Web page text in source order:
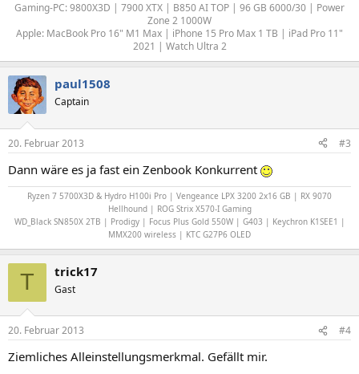
Gaming-PC: 9800X3D | 7900 XTX | B850 AI TOP | 96 GB 6000/30 | Power
Zone 2 1000W
Apple: MacBook Pro 16" M1 Max | iPhone 15 Pro Max 1 TB | iPad Pro 11"
2021 | Watch Ultra 2​
paul1508
Captain
20. Februar 2013 #3
Dann wäre es ja fast ein Zenbook Konkurrent
Ryzen 7 5700X3D & Hydro H100i Pro | Vengeance LPX 3200 2x16 GB | RX 9070
Hellhound | ROG Strix X570-I Gaming
WD_Black SN850X 2TB | Prodigy | Focus Plus Gold 550W | G403 | Keychron K1SEE1 |
MMX200 wireless | KTC G27P6 OLED
T trick17
Gast
20. Februar 2013 #4
Ziemliches Alleinstellungsmerkmal. Gefällt mir.